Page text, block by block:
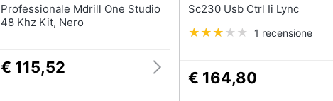
Professionale Mdrill One Studio
48 Khz Kit, Nero
€ 115,52
Sc230 Usb Ctrl Ii Lync
1 recensione
€ 164,80